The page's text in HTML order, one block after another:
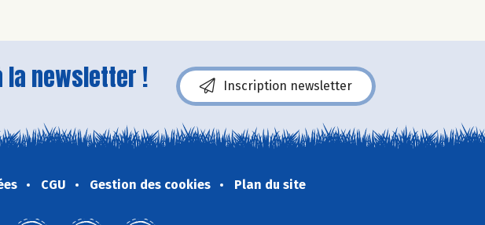
la newsletter ! Inscription newsletter
CGU Gestion des cookies Plan du site